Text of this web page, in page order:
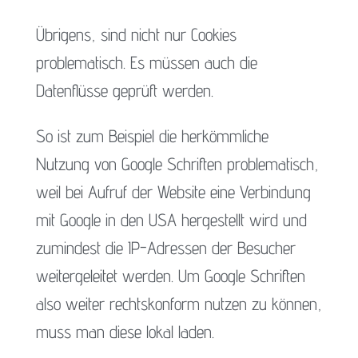
Übrigens, sind nicht nur Cookies
problematisch. Es müssen auch die
Datenflüsse geprüft werden.
So ist zum Beispiel die herkömmliche
Nutzung von Google Schriften problematisch,
weil bei Aufruf der Website eine Verbindung
mit Google in den USA hergestellt wird und
zumindest die IP-Adressen der Besucher
weitergeleitet werden. Um Google Schriften
also weiter rechtskonform nutzen zu können,
muss man diese lokal laden.